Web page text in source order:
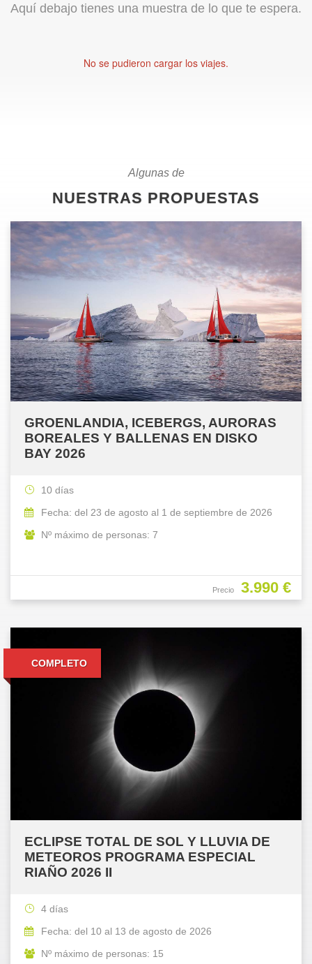
Aquí debajo tienes una muestra de lo que te espera.
No se pudieron cargar los viajes.
Algunas de
NUESTRAS PROPUESTAS
GROENLANDIA, ICEBERGS, AURORAS
BOREALES Y BALLENAS EN DISKO
BAY 2026
Precio 3.990 €
10 días
Fecha: del 23 de agosto al 1 de septiembre de 2026
Nº máximo de personas: 7
COMPLETO
ECLIPSE TOTAL DE SOL Y LLUVIA DE
METEOROS PROGRAMA ESPECIAL
RIAÑO 2026 II
4 días
Fecha: del 10 al 13 de agosto de 2026
Nº máximo de personas: 15